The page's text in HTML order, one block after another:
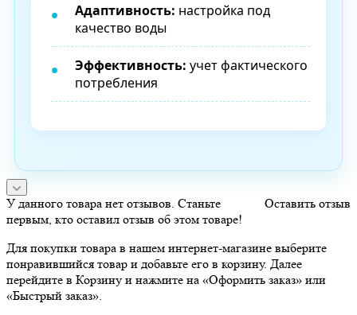
Адаптивность: настройка под
качество воды
Эффективность: учет фактического
потребления
Оставить отзыв
У данного товара нет отзывов. Станьте
первым, кто оставил отзыв об этом товаре!
Для покупки товара в нашем интернет-магазине выберите
понравившийся товар и добавьте его в корзину. Далее
перейдите в Корзину и нажмите на «Оформить заказ» или
«Быстрый заказ».